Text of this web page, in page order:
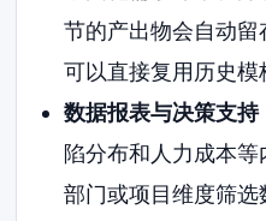
节的产出物会自动留
可以直接复用历史模
数据报表与决策支持
陷分布和人力成本
部门或项目维度筛